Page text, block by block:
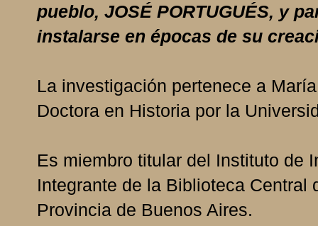
pueblo, JOSÉ PORTUGUÉS, y
instalarse en épocas de su
La investigación pertenece a
Doctora en Historia por la
Es miembro titular del Instituto de
Integrante de la Biblioteca
Provincia de Buenos Aires.